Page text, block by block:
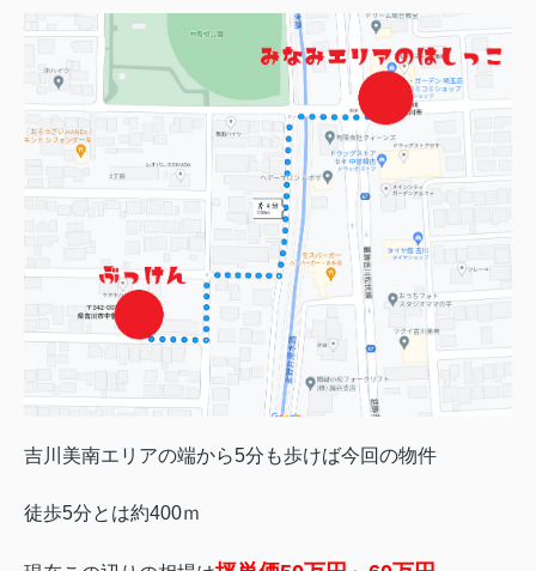
吉川美南エリアの端から5分も歩けば今回の物件
徒歩5分とは約400ｍ